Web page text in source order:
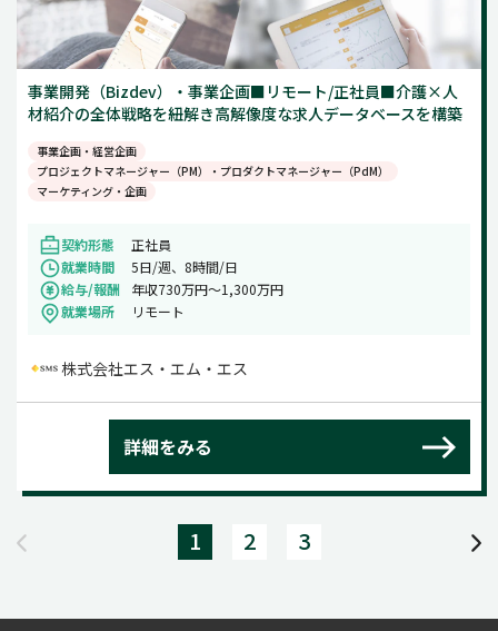
事業開発（Bizdev）・事業企画■リモート/正社員■介護×人
材紹介の全体戦略を紐解き高解像度な求人データベースを構築
事業企画・経営企画
プロジェクトマネージャー（PM）・プロダクトマネージャー（PdM）
マーケティング・企画
契約形態
正社員
就業時間
5日/週、8時間/日
給与/報酬
年収730万円～1,300万円
就業場所
リモート
株式会社エス・エム・エス
詳細をみる
1 2 3